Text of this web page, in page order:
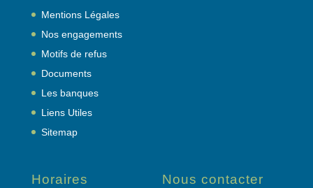
Mentions Légales
Nos engagements
Motifs de refus
Documents
Les banques
Liens Utiles
Sitemap
Horaires Nous contacter